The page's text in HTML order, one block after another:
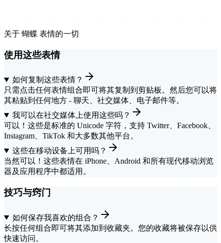
关于 蝴蝶 表情的一切
使用这些表情
如何复制这些表情？
只需点击任何表情组合即可将其复制到剪贴板。然后您可以将
其粘贴到任何地方 - 聊天、社交媒体、电子邮件等。
我可以在社交媒体上使用这些吗？
可以！这些是标准的 Unicode 字符，支持 Twitter、Facebook、
Instagram、TikTok 和大多数其他平台。
这些在移动设备上可用吗？
当然可以！这些表情在 iPhone、Android 和所有现代移动浏览
器及应用程序中都适用。
技巧与窍门
如何保存我喜欢的组合？
长按任何组合即可将其添加到收藏夹。您的收藏将被保存以供
快速访问。